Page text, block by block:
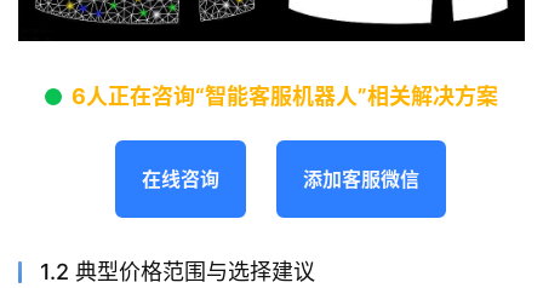
6人正在咨询“智能客服机器人”相关解决方案
在线咨询 添加客服微信
1.2 典型价格范围与选择建议